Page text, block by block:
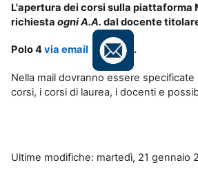
L'apertura dei corsi sulla piattaforma
richiesta ogni A.A. dal docente
Polo 4via email .
Nella mail dovranno essere
corsi, i corsi di laurea, i docenti e
Ultime modifiche: martedì, 21 gennaio